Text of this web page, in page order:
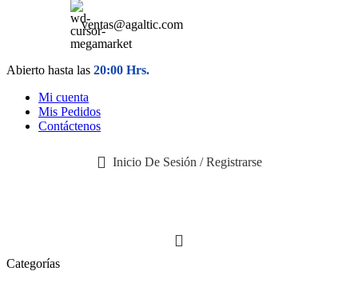
ventas@agaltic.com
Abierto hasta las 20:00 Hrs.
Mi cuenta
Mis Pedidos
Contáctenos
Inicio De Sesión / Registrarse
Categorías